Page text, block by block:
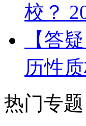
校？
【答
历性
热门专题